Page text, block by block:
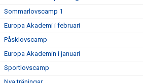
Sommarlovscamp 1
Europa Akademi i februari
Påsklovscamp
Europa Akademin i januari
Sportlovscamp